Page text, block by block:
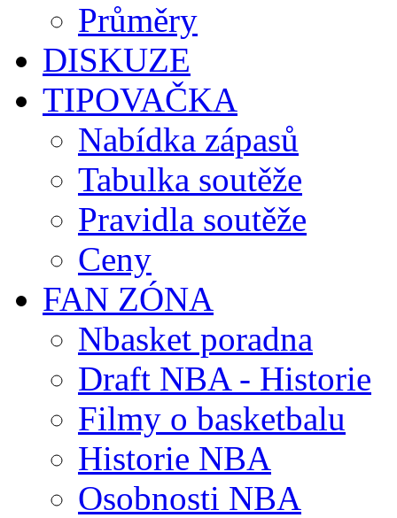
Průměry
DISKUZE
TIPOVAČKA
Nabídka zápasů
Tabulka soutěže
Pravidla soutěže
Ceny
FAN ZÓNA
Nbasket poradna
Draft NBA - Historie
Filmy o basketbalu
Historie NBA
Osobnosti NBA